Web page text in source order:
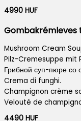
4990 HUF
Gombakrémleves
Mushroom Cream
Pilz-Cremesuppe mit
Грибной суп-пюре со
Crema di funghi.
Champignon crème
Velouté de
4490 HUF